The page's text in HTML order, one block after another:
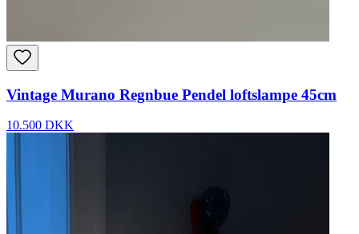
Vintage Murano Regnbue Pendel loftslampe 45cm
10.500 DKK